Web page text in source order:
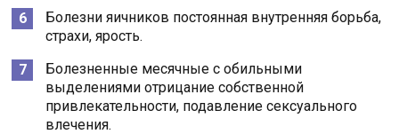
Болезни яичников постоянная внутренняя борьба,
страхи, ярость.
Болезненные месячные с обильными
выделениями отрицание собственной
привлекательности, подавление сексуального
влечения.